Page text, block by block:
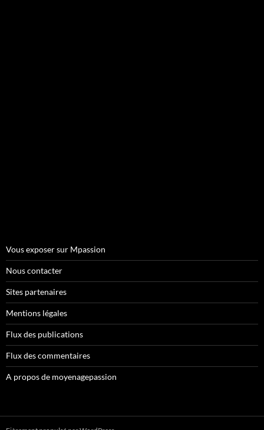
Vous exposer sur Mpassion
Nous contacter
Sites partenaires
Mentions légales
Flux des publications
Flux des commentaires
A propos de moyenagepassion